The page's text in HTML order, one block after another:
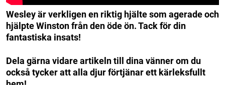
Wesley är verkligen en riktig hjälte som agerade och
hjälpte Winston från den öde ön. Tack för din
fantastiska insats!
Dela gärna vidare artikeln till dina vänner om du
också tycker att alla djur förtjänar ett kärleksfullt